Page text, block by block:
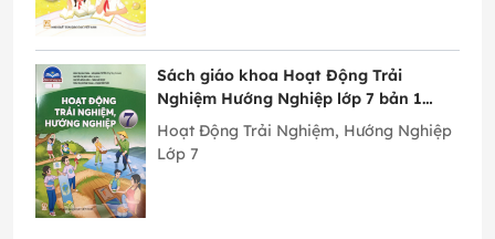
Sách giáo khoa Hoạt Động Trải
Nghiệm Hướng Nghiệp lớp 7 bản 1
Chân Trời Sáng Tạo
Hoạt Động Trải Nghiệm, Hướng Nghiệp
Lớp 7